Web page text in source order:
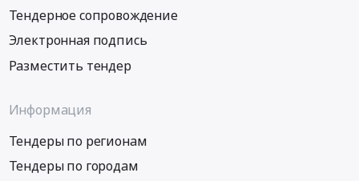
Тендерное сопровождение
Электронная подпись
Разместить тендер
Информация
Тендеры по регионам
Тендеры по городам